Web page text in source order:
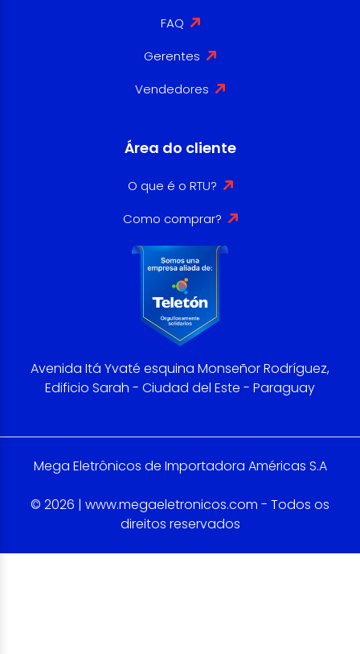
FAQ
Gerentes
Vendedores
Área do cliente
O que é o RTU?
Como comprar?
Avenida Itá Yvaté esquina Monseñor Rodríguez,
Edificio Sarah - Ciudad del Este - Paraguay
Mega Eletrônicos de Importadora Américas S.A
© 2026 | www.megaeletronicos.com - Todos os
direitos reservados